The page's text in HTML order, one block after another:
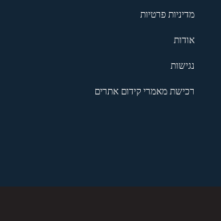
מדיניות פרטיות
אודות
נגישות
רכישת מאמרי קידום אתרים